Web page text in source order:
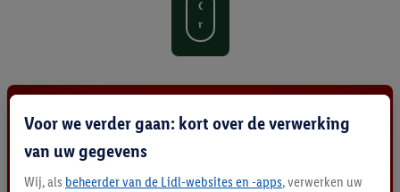
O
n
t
d
k
l
p
Voor we verder gaan: kort over de verwerking
van uw gegevens
Wij, als beheerder van de Lidl-websites en -apps, verwerken uw